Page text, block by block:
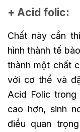
+ Acid folic:
Chất này cần
hình thành tế
thành một chất
với cơ thể và
Acid Folic
cao hơn, sinh
điều quan